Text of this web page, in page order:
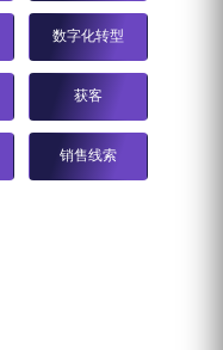
数字化转型
获客
销售线索